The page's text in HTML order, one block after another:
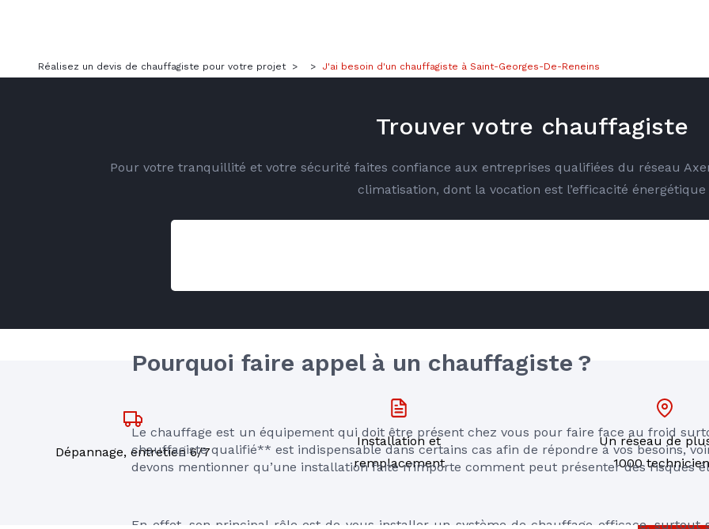
Réalisez un devis de chauffagiste pour votre projet > > J'ai besoin d'un chauffagiste à Saint-Georges-De-Reneins
Trouver votre chauffagiste
Pour votre tranquillité et votre sécurité faites confiance aux entreprises qualifiées du réseau
climatisation, dont la vocation est l’efficacité énergétique
Pourquoi faire appel à un chauffagiste ?
Le chauffage est un équipement qui doit être présent chez vous pour faire face au froid
chauffagiste qualifié** est indispensable dans certains cas afin de répondre à vos besoins,
devons mentionner qu’une installation faite n’importe comment peut présenter des risques
En effet, son principal rôle est de vous installer un système de chauffage efficace, surtout
Dépannage, entretien 6/7
Installation et
remplacement
Un réseau de
1000